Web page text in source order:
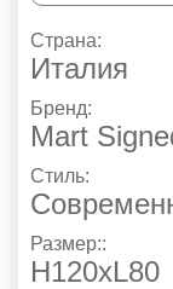
Страна:
Италия
Бренд:
Mart
Стиль:
Размер::
H120xL80